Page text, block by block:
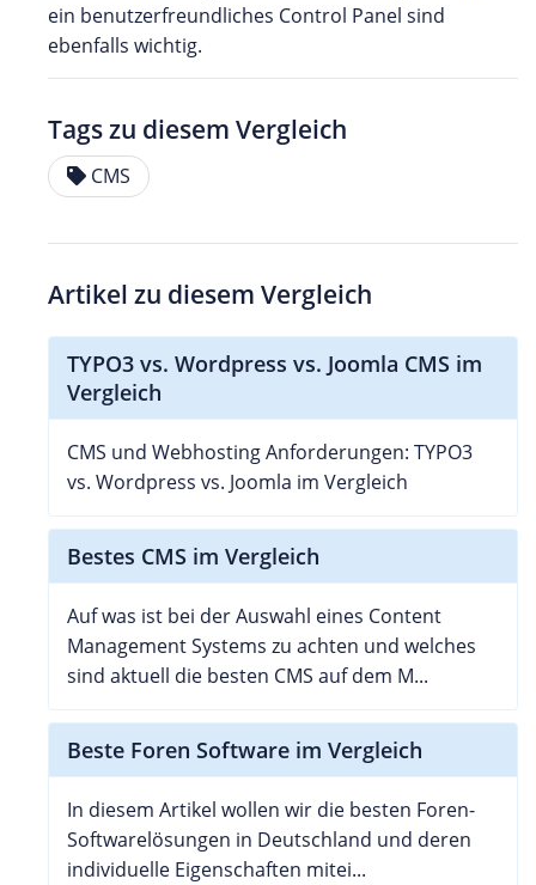
ein benutzerfreundliches Control Panel sind
ebenfalls wichtig.
Tags zu diesem Vergleich
CMS
Artikel zu diesem Vergleich
TYPO3 vs. Wordpress vs. Joomla CMS im
Vergleich
CMS und Webhosting Anforderungen: TYPO3
vs. Wordpress vs. Joomla im Vergleich
Bestes CMS im Vergleich
Auf was ist bei der Auswahl eines Content
Management Systems zu achten und welches
sind aktuell die besten CMS auf dem M...
Beste Foren Software im Vergleich
In diesem Artikel wollen wir die besten Foren-
Softwarelösungen in Deutschland und deren
individuelle Eigenschaften mitei...